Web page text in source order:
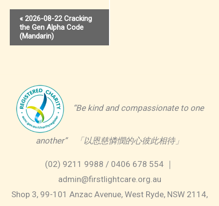
Event
Navigation
« 2026-08-22 Cracking
the Gen Alpha Code
(Mandarin)
“Be kind and compassionate to one
another” 「以恩慈憐憫的心彼此相待」
(02) 9211 9988 / 0406 678 554 ｜
admin@firstlightcare.org.au
Shop 3, 99-101 Anzac Avenue, West Ryde, NSW 2114,